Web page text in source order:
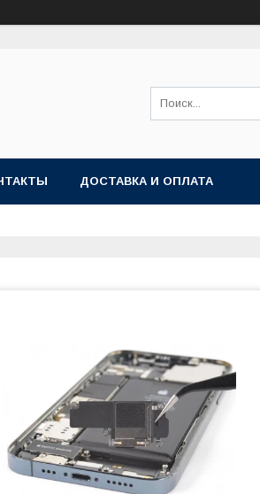
ДОСТАВКА И ОПЛАТА